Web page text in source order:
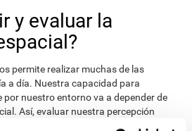
y evaluar la
permite realizar muchas de las
a día. Nuestra capacidad para
nuestro entorno va a depender de
Así, evaluar nuestra percepción